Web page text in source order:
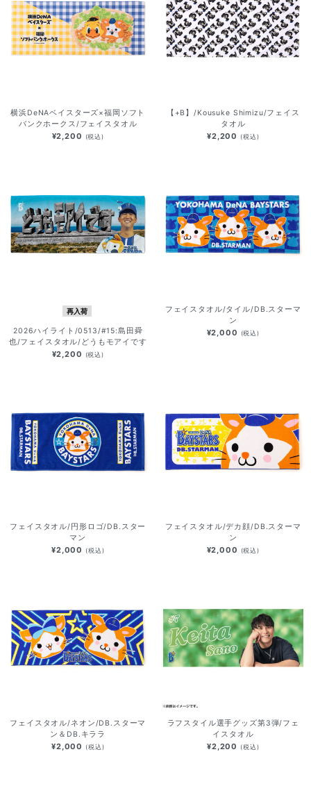
横浜DeNAベイスターズ×福岡ソフト
バンクホークス/フェイスタオル
¥2,200 (税込)
【+B】/Kousuke Shimizu/フェイス
タオル
¥2,200 (税込)
再入荷
2026ハイライト/0513/#15:島田舜
也/フェイスタオル/どうもモアイです
¥2,200 (税込)
フェイスタオル/タイル/DB.スターマ
ン
¥2,000 (税込)
フェイスタオル/円形ロゴ/DB.スター
マン
¥2,000 (税込)
フェイスタオル/デカ顔/DB.スターマ
ン
¥2,000 (税込)
フェイスタオル/ネオン/DB.スターマ
ン＆DB.キララ
¥2,000 (税込)
ラフスタイル選手グッズ第3弾/フェ
イスタオル
¥2,200 (税込)